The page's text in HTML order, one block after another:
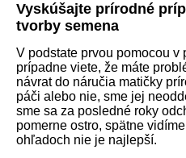
Vyskúšajte prírodné
tvorby semena
V podstate prvou pomocou v
prípadne viete, že máte
návrat do náručia matičky
páči alebo nie, sme jej
sme sa za posledné roky
pomerne ostro, spätne
ohľadoch nie je najlepší.